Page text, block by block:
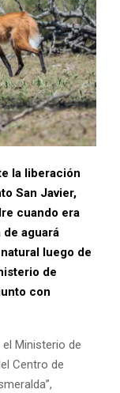
la liberación
San Javier,
cuando era
de aguará
luego de
de
con
Ministerio de
Centro de